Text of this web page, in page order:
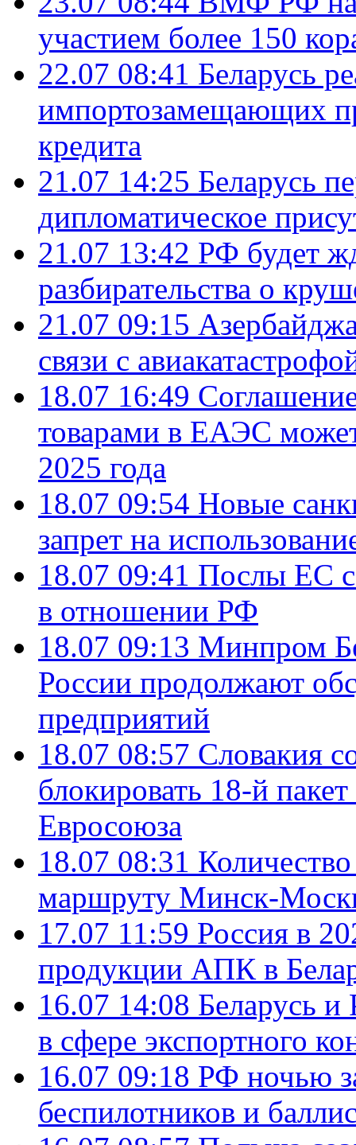
участием более 150
22.07 08:41 Беларусь
импортозамещающих
кредита
21.07 14:25 Беларусь
дипломатическое
21.07 13:42 РФ будет
разбирательства о
21.07 09:15
связи с
18.07 16:49
товарами в ЕАЭС
2025 года
18.07 09:54 Новые
запрет на
18.07 09:41 Послы ЕС
в отношении РФ
18.07 09:13 Минпром
России продолжают
предприятий
18.07 08:57 Словакия
блокировать 18-й
Евросоюза
18.07 08:31
маршруту Минск-
17.07 11:59 Россия в
продукции АПК в
16.07 14:08 Беларусь и
в сфере экспортного
16.07 09:18 РФ ночью
беспилотников и